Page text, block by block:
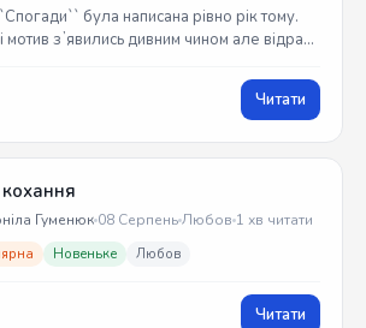
була написана рівно рік тому.
мотив зʼявились дивним чином але відразу
Читати
кохання
Гуменюк 08 СерпеньЛюбов 1 хв читати
Новеньке Любов
Читати